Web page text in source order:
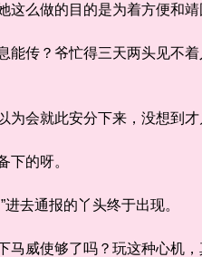
么做的目的是为着方便和靖
传？爷忙得三天两头见不着
会就此安分下来，没想到才
的呀。
去通报的丫头终于出现。
威使够了吗？玩这种心机，